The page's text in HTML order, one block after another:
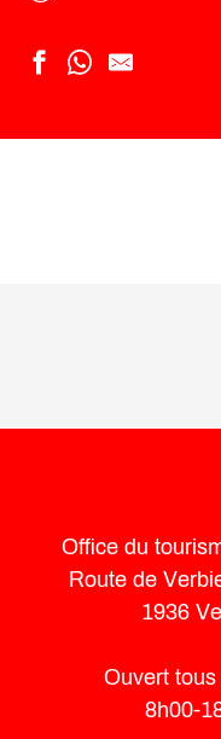
Office du
Route de
1936
Ouvert
8h00-